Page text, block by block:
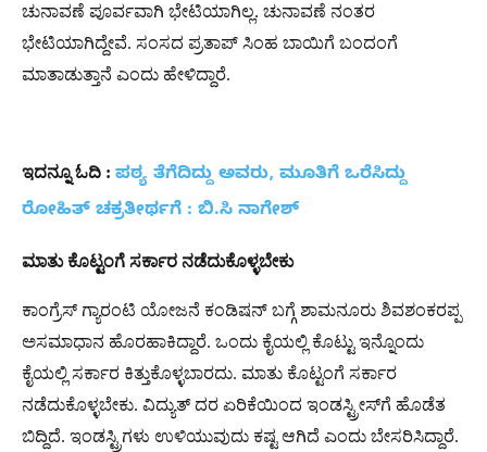
ಚುನಾವಣೆ ಪೂರ್ವವಾಗಿ ಭೇಟಿಯಾಗಿಲ್ಲ. ಚುನಾವಣೆ ನಂತರ
ಭೇಟಿಯಾಗಿದ್ದೇವೆ. ಸಂಸದ ಪ್ರತಾಪ್ ಸಿಂಹ ಬಾಯಿಗೆ ಬಂದಂಗೆ
ಮಾತಾಡುತ್ತಾನೆ ಎಂದು ಹೇಳಿದ್ದಾರೆ.
ಇದನ್ನೂ ಓದಿ : ಪಠ್ಯ ತೆಗೆದಿದ್ದು ಅವರು, ಮೂತಿಗೆ ಒರೆಸಿದ್ದು
ರೋಹಿತ್ ಚಕ್ರತೀರ್ಥಗೆ : ಬಿ.ಸಿ ನಾಗೇಶ್
ಮಾತು ಕೊಟ್ಟಂಗೆ ಸರ್ಕಾರ ನಡೆದುಕೊಳ್ಳಬೇಕು
ಕಾಂಗ್ರೆಸ್ ಗ್ಯಾರಂಟಿ ಯೋಜನೆ ಕಂಡಿಷನ್ ಬಗ್ಗೆ ಶಾಮನೂರು ಶಿವಶಂಕರಪ್ಪ
ಅಸಮಾಧಾನ ಹೊರಹಾಕಿದ್ದಾರೆ. ಒಂದು ಕೈಯಲ್ಲಿ ಕೊಟ್ಟು ಇನ್ನೊಂದು
ಕೈಯಲ್ಲಿ ಸರ್ಕಾರ ಕಿತ್ತುಕೊಳ್ಳಬಾರದು. ಮಾತು ಕೊಟ್ಟಂಗೆ ಸರ್ಕಾರ
ನಡೆದುಕೊಳ್ಳಬೇಕು. ವಿದ್ಯುತ್ ದರ ಏರಿಕೆಯಿಂದ ಇಂಡಸ್ಟ್ರೀಸ್​ಗೆ ಹೊಡೆತ
ಬಿದ್ದಿದೆ. ಇಂಡಸ್ಟ್ರಿಗಳು ಉಳಿಯುವುದು ಕಷ್ಟ ಆಗಿದೆ ಎಂದು ಬೇಸರಿಸಿದ್ದಾರೆ.